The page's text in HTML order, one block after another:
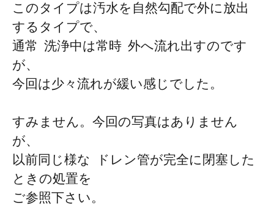
このタイプは汚水を自然勾配で外に放出
するタイプで、
通常 洗浄中は常時 外へ流れ出すのです
が、
今回は少々流れが緩い感じでした。
すみません。今回の写真はありません
が、
以前同じ様な ドレン管が完全に閉塞した
ときの処置を
ご参照下さい。